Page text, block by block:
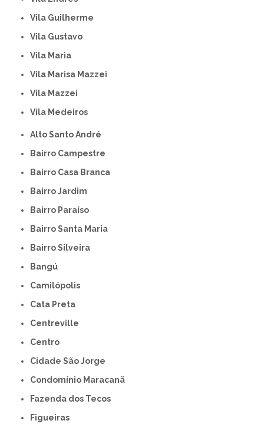
Vila Guilherme
Vila Gustavo
Vila Maria
Vila Marisa Mazzei
Vila Mazzei
Vila Medeiros
Alto Santo André
Bairro Campestre
Bairro Casa Branca
Bairro Jardim
Bairro Paraíso
Bairro Santa Maria
Bairro Silveira
Bangú
Camilópolis
Cata Preta
Centreville
Centro
Cidade São Jorge
Condomínio Maracanã
Fazenda dos Tecos
Figueiras